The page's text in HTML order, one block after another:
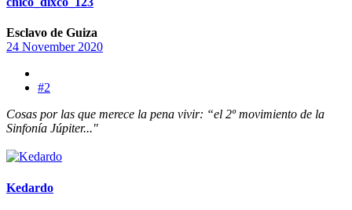
Esclavo de Guiza
24 November 2020
#2
Cosas por las que merece la pena vivir: “el 2º movimiento de la
Sinfonía Júpiter..."
Kedardo